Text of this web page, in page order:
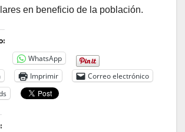
en beneficio de la población.
WhatsApp
Imprimir
Correo electrónico